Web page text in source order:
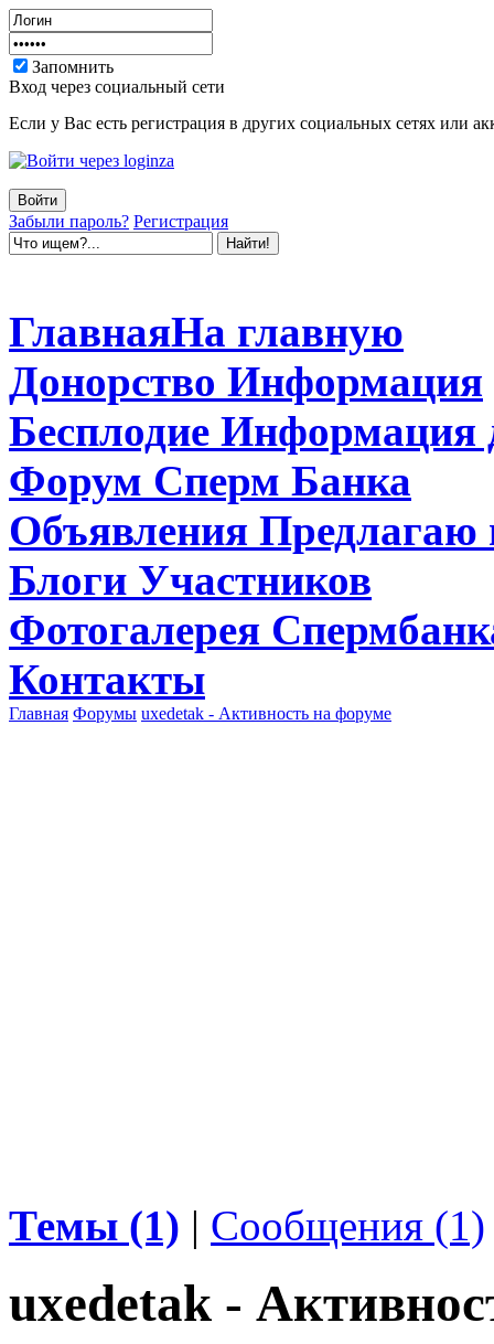
Запомнить
Вход через социальный сети
Если у Вас есть регистрация в других социальных сетях или
Забыли пароль? Регистрация
ГлавнаяНа главную
Донорство Информация
Бесплодие
Форум Сперм Банка
Объявления Предлагаю
Блоги Участников
Фотогалерея
Контакты
Главная Форумы uxedetak - Активность на форуме
Темы (1) | Сообщения (1)
uxedetak -